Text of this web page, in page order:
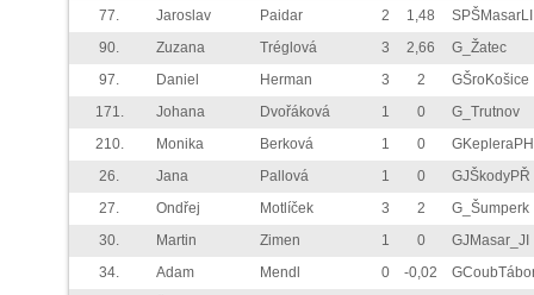
77.
Jaroslav Paidar 2 1,48
SPŠMasarLI
90.
Zuzana Tréglová 3 2,66
G_Žatec
97.
Daniel Herman 3 2
GŠroKošice
171.
Johana Dvořáková 1 0
G_Trutnov
210.
Monika Berková 1 0
GKepleraPH
26.
Jana Pallová 1 0
GJŠkodyPŘ
27.
Ondřej Motlíček 3 2
G_Šumperk
30.
Martin Zimen 1 0
GJMasar_JI
34.
Adam Mendl 0 -0,02